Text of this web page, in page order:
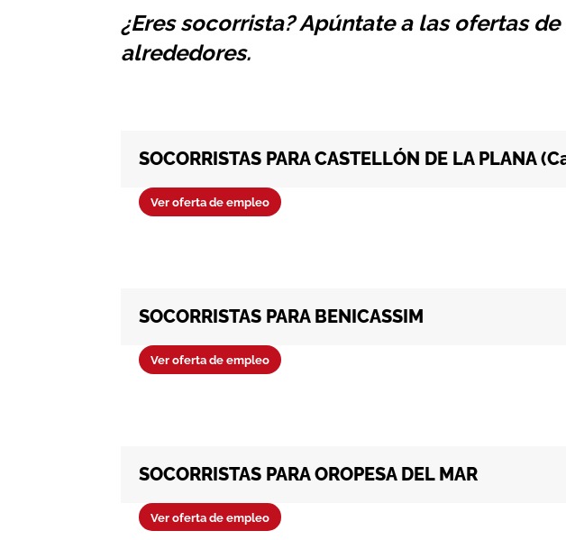
¿Eres socorrista? Apúntate a las ofertas
alrededores.
SOCORRISTAS PARA CASTELLÓN DE LA PLANA
Ver oferta de empleo
SOCORRISTAS PARA BENICASSIM
Ver oferta de empleo
SOCORRISTAS PARA OROPESA DEL MAR
Ver oferta de empleo